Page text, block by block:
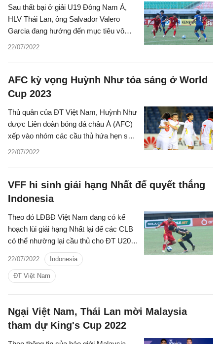
Sau thất bại ở giải U19 Đông Nam Á,
HLV Thái Lan, ông Salvador Valero
Garcia đang hướng đến mục tiêu vô
địch giải U19 Quốc tế bằng mọi giá.
22/07/2022
AFC kỳ vọng Huỳnh Như tỏa sáng ở World
Cup 2023
Thủ quân của ĐT Việt Nam, Huỳnh Như
được Liên đoàn bóng đá châu Á (AFC)
xếp vào nhóm các cầu thủ hứa hẹn sẽ
tỏa sáng tại World Cup 2023.
22/07/2022
VFF hi sinh giải hạng Nhất để quyết thắng
Indonesia
Theo đó LĐBĐ Việt Nam đang có kế
hoạch lùi giải hạng Nhất lại để các CLB
có thể nhường lại cầu thủ cho ĐT U20
Việt Nam thi đấu ở vòng loại U20 châu
22/07/2022 Indonesia
ĐT Việt Nam
Ngại Việt Nam, Thái Lan mời Malaysia
tham dự King's Cup 2022